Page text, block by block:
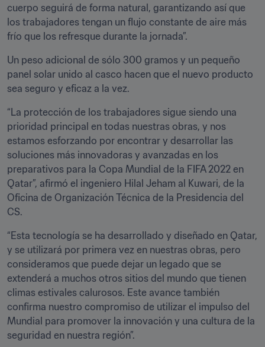
cuerpo seguirá de forma natural, garantizando así que
los trabajadores tengan un flujo constante de aire más
frío que los refresque durante la jornada”.
Un peso adicional de sólo 300 gramos y un pequeño
panel solar unido al casco hacen que el nuevo producto
sea seguro y eficaz a la vez.
“La protección de los trabajadores sigue siendo una
prioridad principal en todas nuestras obras, y nos
estamos esforzando por encontrar y desarrollar las
soluciones más innovadoras y avanzadas en los
preparativos para la Copa Mundial de la FIFA 2022 en
Qatar”, afirmó el ingeniero Hilal Jeham al Kuwari, de la
Oficina de Organización Técnica de la Presidencia del
CS.
“Esta tecnología se ha desarrollado y diseñado en Qatar,
y se utilizará por primera vez en nuestras obras, pero
consideramos que puede dejar un legado que se
extenderá a muchos otros sitios del mundo que tienen
climas estivales calurosos. Este avance también
confirma nuestro compromiso de utilizar el impulso del
Mundial para promover la innovación y una cultura de la
seguridad en nuestra región”.